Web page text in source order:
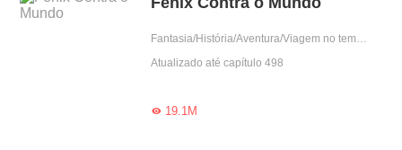
Fantasia/História/Aventura/Viagem no tempo
Atualizado até capítulo 498
19.1M